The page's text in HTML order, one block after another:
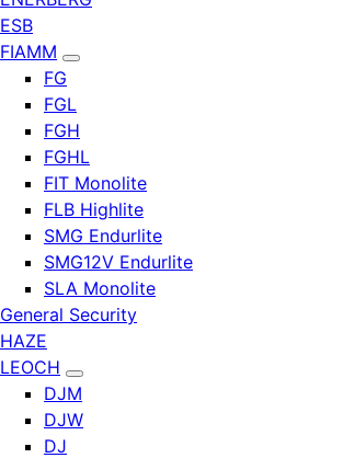
ESB
FIAMM
FG
FGL
FGH
FGHL
FIT Monolite
FLB Highlite
SMG Endurlite
SMG12V Endurlite
SLA Monolite
General Security
HAZE
LEOCH
DJM
DJW
DJ